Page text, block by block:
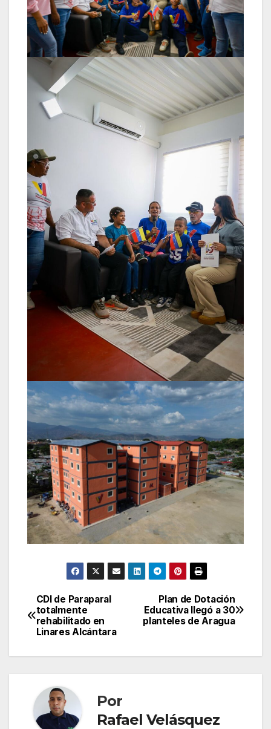
Navegación
de
entradas
Plan de Dotación
Educativa llegó a 30
planteles de Aragua
CDI de Paraparal
totalmente
rehabilitado en
Linares Alcántara
Por
Rafael Velásquez